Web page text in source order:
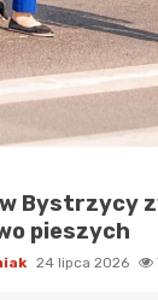
Bystrzycy
pieszych
24 lipca 2026